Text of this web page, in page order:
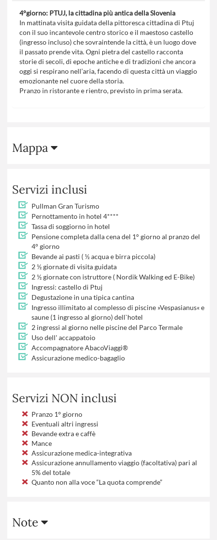
4°giorno: PTUJ, la cittadina più antica della Slovenia
In mattinata visita guidata della pittoresca cittadina di Ptuj
con il suo incantevole centro storico e il maestoso castello
(ingresso incluso) che sovraintende la città, è un luogo dove
il passato prende vita. Ogni pietra del castello racconta
storie di secoli, di epoche antiche e di tradizioni che ancora
oggi si respirano nell’aria, facendo di questa città un viaggio
emozionante nel cuore della storia.
Pranzo in ristorante e rientro, previsto in prima serata.
Mappa
Servizi inclusi
Pullman Gran Turismo
Pernottamento in hotel 4****
Tassa di soggiorno in hotel
Pensione completa dalla cena del 1° giorno al pranzo del
4° giorno
Bevande ai pasti ( ½ acqua e birra piccola)
2 ½ giornate di visita guidata
2 ½ giornate con istruttore ( Nordik Walking ed E-Bike)
Ingressi: castello di Ptuj
Degustazione in una tipica cantina
Ingresso illimitato al complesso di piscine »Vespasianus« e
saune (1 ingresso al giorno) dell`hotel
2 ingressi al giorno nelle piscine del Parco Termale
Uso dell' accappatoio
Accompagnatore AbacoViaggi®
Assicurazione medico-bagaglio
Servizi NON inclusi
Pranzo 1° giorno
Eventuali altri ingressi
Bevande extra e caffè
Mance
Assicurazione medica-integrativa
Assicurazione annullamento viaggio (facoltativa) pari al
5% del totale
Quanto non alla voce “La quota comprende”
Note